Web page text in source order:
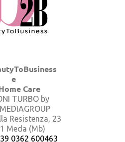
e
Care
TURBO by
Resistenza, 23
Meda (Mb)
0362 600463